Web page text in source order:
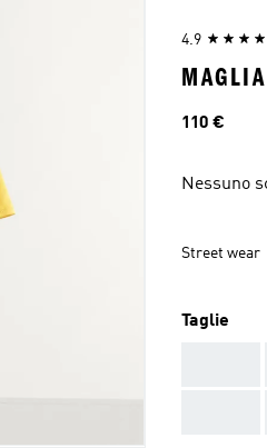
4.9
Prezzo
110 €
Nessuno
Street wear
Taglie